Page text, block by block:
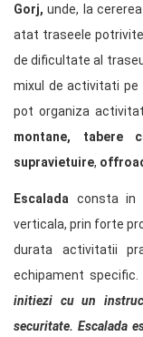
Gorj,unde, la
atat traseele
de dificultate al
mixul de activitati
pot organiza
montane,
supravietuire,
Escalada consta in
verticala, prin forte
durata activitatii
echipament specific.
initiezi cu un
securitate. Escalada